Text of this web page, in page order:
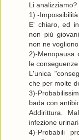
Li analizziamo?
1) -
E' chiaro, ed
non più
non ne vogliono
2)-Menopausa
le
L'unica
che per molte
3)-
bada con
Addirittura.
infezione
4)-Probabili